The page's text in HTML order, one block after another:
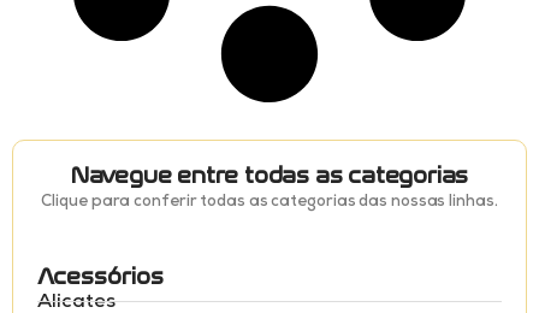
Navegue entre todas as categorias
Clique para conferir todas as categorias das nossas linhas.
Acessórios
Alicates